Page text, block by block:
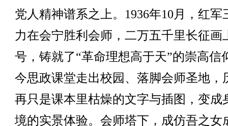
党人精神谱系之上。1936年10月，红军
力在会宁胜利会师，二万五千里长征画
号，铸就了“革命理想高于天”的崇高信
今思政课堂走出校园、落脚会师圣地，
再只是课本里枯燥的文字与插图，变成
境的实景体验。会师塔下，成仿吾之女